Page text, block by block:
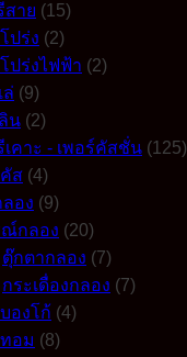
สาย (15)
ปร่ง (2)
ปร่งไฟฟ้า (2)
ล่ (9)
น (2)
เคาะ - เพอร์คัสชั่น (125)
ส (4)
อง (9)
กลอง (20)
ตุ๊กตากลอง (7)
กระเดื่องกลอง (7)
องโก้ (4)
อม (8)